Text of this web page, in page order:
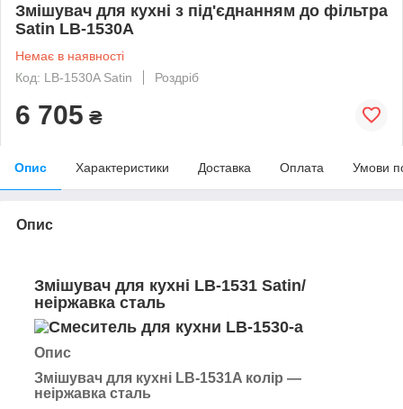
Змішувач для кухні з під'єднанням до фільтра
Satin LB-1530A
Немає в наявності
Код: LB-1530A Satin
Роздріб
6 705 ₴
Опис Характеристики Доставка Оплата Умови
Опис
Змішувач для кухні LB-1531 Satin/
неіржавка сталь
Опис
Змішувач для кухні LB-1531A колір —
неіржавка сталь